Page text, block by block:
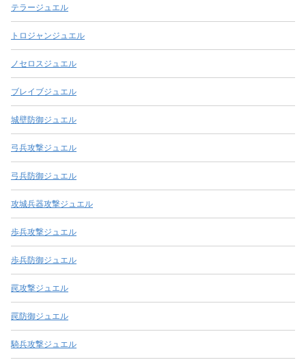
テラージュエル
トロジャンジュエル
ノセロスジュエル
ブレイブジュエル
城壁防御ジュエル
弓兵攻撃ジュエル
弓兵防御ジュエル
攻城兵器攻撃ジュエル
歩兵攻撃ジュエル
歩兵防御ジュエル
罠攻撃ジュエル
罠防御ジュエル
騎兵攻撃ジュエル